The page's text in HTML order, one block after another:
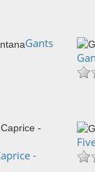
Gants
-